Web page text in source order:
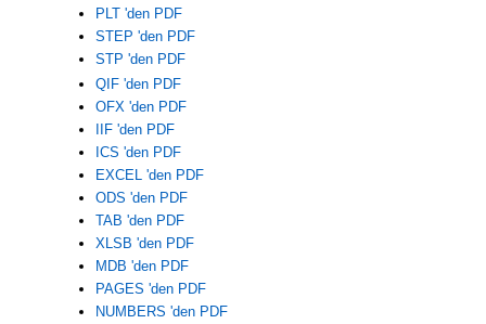
PLT 'den PDF
STEP 'den PDF
STP 'den PDF
QIF 'den PDF
OFX 'den PDF
IIF 'den PDF
ICS 'den PDF
EXCEL 'den PDF
ODS 'den PDF
TAB 'den PDF
XLSB 'den PDF
MDB 'den PDF
PAGES 'den PDF
NUMBERS 'den PDF